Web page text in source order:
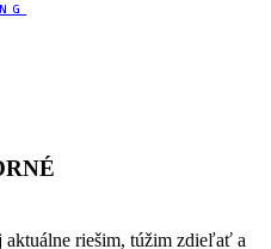
aktuálne riešim, túžim zdieľať a